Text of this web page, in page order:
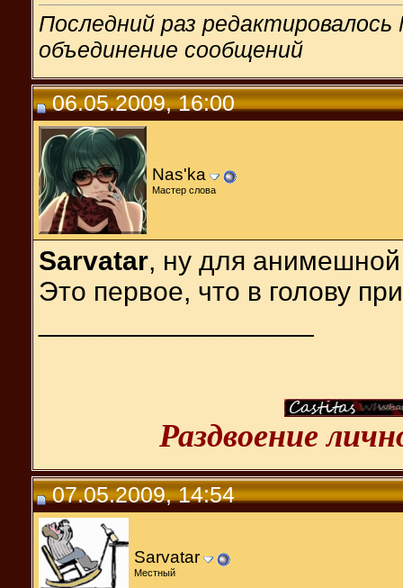
Последний раз
объединение сообщений
06.05.2009, 16:00
Nas'ka
Мастер слова
Sarvatar, ну для
Это первое, что в голову
Раздвоение
07.05.2009, 14:54
Sarvatar
Местный